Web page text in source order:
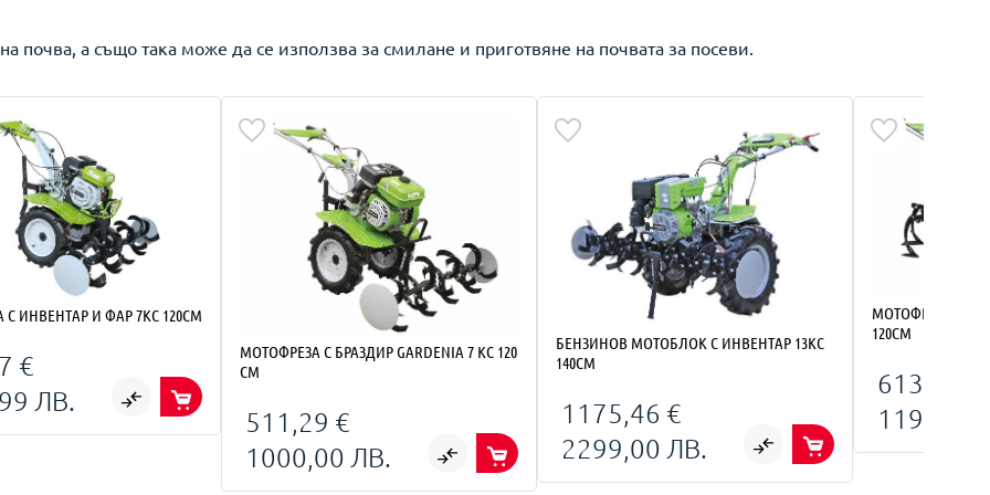
почва, а също така може да се използва за смилане и приготвяне на почвата за посеви.
ИНВЕНТАР И ФАР 7КС 120СМ
€
ЛВ.
МОТОФРЕЗА С БРАЗДИР GARDENIA 7 КС 120
СМ
511,29 €
1000,00 ЛВ.
БЕНЗИНОВ МОТОБЛОК С ИНВЕНТАР 13КС
140СМ
1175,46 €
2299,00 ЛВ.
МОТОФРЕЗА С
120СМ
613,04 €
1199,00